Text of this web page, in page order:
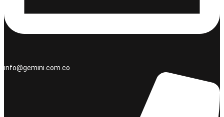
info@gemini.com.co